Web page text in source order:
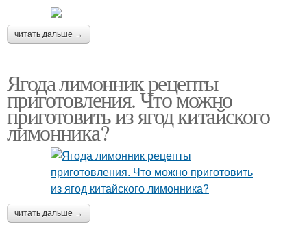
читать дальше →
Ягода лимонник рецепты
приготовления. Что можно
приготовить из ягод китайского
лимонника?
читать дальше →